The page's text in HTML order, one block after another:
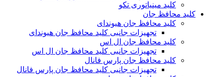
کلید مینیاتوری تکو
کلید محافظ جان
کلید محافظ جان هیوندای
تجهیزات جانبی کلید محافظ جان هیوندای
کلید محافظ جان ال اس
تجهیزات جانبی کلید محافظ جان ال اس
کلید محافظ جان پارس فانال
تجهیزات جانبی کلید محافظ جان پارس فانال